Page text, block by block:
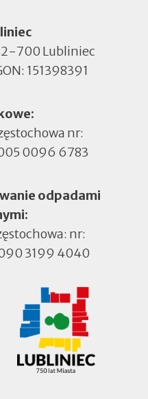
700 Lubliniec
151398391
nr:
0096 6783
odpadami
nr:
3199 4040